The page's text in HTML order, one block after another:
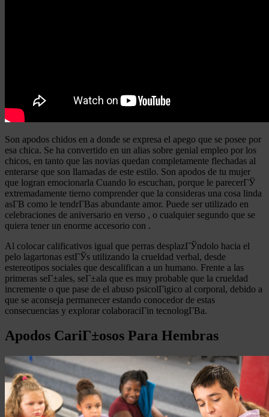
Son apodos chidos en a donde se expresa el apego que se posee por
esa chica. Se ha convertido en un alias sobre genial empleo por los
chicos, en tanto que las novias quedan completamente flechadas al
enterarse que son llamadas de este estilo. Son apodos de tu mujer
que logran emocionarla Cuando lo escuchan, porque le parecerГЎ
extremadamente tierno comprender que la consideras una cosa linda
asГ­В­ como le tendrГ­В­as abundante amor. Puede ser utilizado en
celebraciones de aniversario en verso , o cualquier segundo que se
quiera tener un enorme accesorio con .
Al colocar calificativos igual que perras desplazГЎndolo hacia el
pelo lagartonas estГЎs utilizando la crueldad verbal, desde
estereotipos sociales que descalifican a un humano. Frente a las
primeras seГ±ales, seГ±ala que es muy probable que la crueldad
incremente o que pase de el abuso psicolГіgico al corporal, debido a
que se aconseja permanecer estando conocedor de estas
consecuencias y explorar colaboraciГіn tecnologГ­В­a.
Apodos CariГ±osos Para Hembras